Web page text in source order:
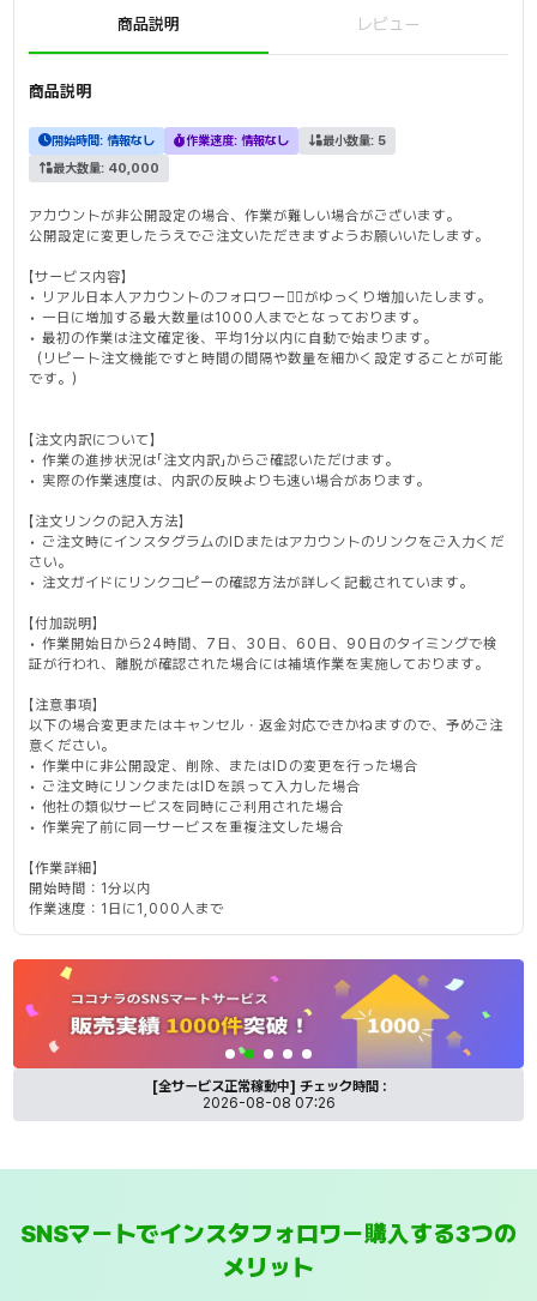
商品説明 レビュー
商品説明
開始時間:情報なし 作業速度:情報なし 最小数量: 5
最大数量: 40,000
アカウントが非公開設定の場合、作業が難しい場合がございます。
公開設定に変更したうえでご注文いただきますようお願いいたします。
【サービス内容】
• リアル日本人アカウントのフォロワー🙆‍♂️がゆっくり増加いたします。
• 一日に増加する最大数量は1000人までとなっております。
• 最初の作業は注文確定後、平均1分以内に自動で始まります。
（リピート注文機能ですと時間の間隔や数量を細かく設定することが可能
です。）
【注文内訳について】
• 作業の進捗状況は「注文内訳」からご確認いただけます。
• 実際の作業速度は、内訳の反映よりも速い場合があります。
【注文リンクの記入方法】
• ご注文時にインスタグラムのIDまたはアカウントのリンクをご入力くだ
さい。
• 注文ガイドにリンクコピーの確認方法が詳しく記載されています。
【付加説明】
• 作業開始日から24時間、7日、30日、60日、90日のタイミングで検
証が行われ、離脱が確認された場合には補填作業を実施しております。
【注意事項】
以下の場合変更またはキャンセル・返金対応できかねますので、予めご注
意ください。
• 作業中に非公開設定、削除、またはIDの変更を行った場合
• ご注文時にリンクまたはIDを誤って入力した場合
• 他社の類似サービスを同時にご利用された場合
• 作業完了前に同一サービスを重複注文した場合
【作業詳細】
開始時間：1分以内
作業速度：1日に1,000人まで
SNSマートのココナラ出品サービス紹介バナー
[全サービス正常稼動中] チェック時間 :
2026-08-08 07:26
SNSマートでインスタフォロワー購入する3つの
メリット